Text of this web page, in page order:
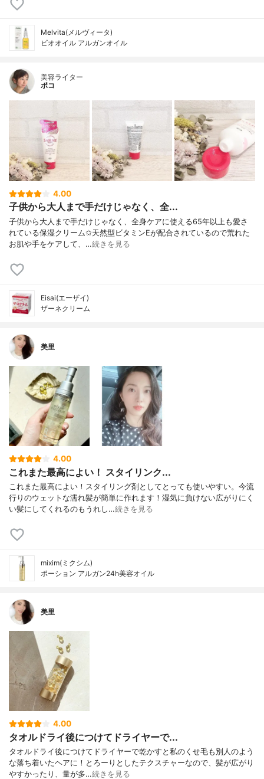
Melvita(メルヴィータ)
ビオオイル アルガンオイル
美容ライター
ポコ
4.00
子供から大人まで手だけじゃなく、全...
子供から大人まで手だけじゃなく、全身ケアに使える65年以上も愛さ
れている保湿クリーム✩天然型ビタミンEが配合されているので荒れた
お肌や手をケアして、…続きを見る
Eisai(エーザイ)
ザーネクリーム
美里
4.00
これまた最高によい！ スタイリンク...
これまた最高によい！スタイリング剤としてとっても使いやすい。今流
行りのウェットな濡れ髪が簡単に作れます！湿気に負けない広がりにく
い髪にしてくれるのもうれし…続きを見る
mixim(ミクシム)
ポーション アルガン24h美容オイル
美里
4.00
タオルドライ後につけてドライヤーで...
タオルドライ後につけてドライヤーで乾かすと私のくせ毛も別人のよう
な落ち着いたヘアに！とろーりとしたテクスチャーなので、髪が広がり
やすかったり、量が多…続きを見る